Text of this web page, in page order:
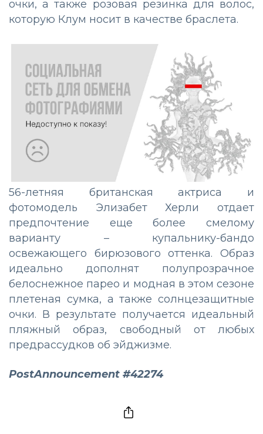
очки, а также розовая резинка для волос,
которую Клум носит в качестве браслета.
56-летняя британская актриса и
фотомодель Элизабет Херли отдает
предпочтение еще более смелому
варианту – купальнику-бандо
освежающего бирюзового оттенка. Образ
идеально дополнят полупрозрачное
белоснежное парео и модная в этом сезоне
плетеная сумка, а также солнцезащитные
очки. В результате получается идеальный
пляжный образ, свободный от любых
предрассудков об эйджизме.
PostAnnouncement #42274